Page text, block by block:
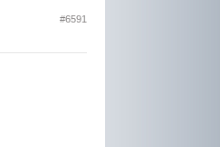
#6591